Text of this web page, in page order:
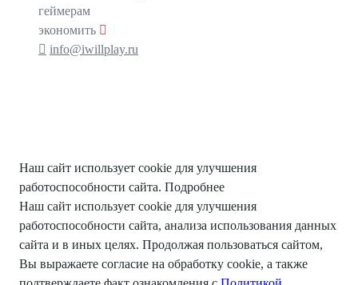
геймерам
экономить
info@iwillplay.ru
Наш сайт использует cookie для улучшения
работоспособности сайта. Подробнее
Наш сайт использует cookie для улучшения
работоспособности сайта, анализа использования данных
сайта и в иных целях. Продолжая пользоваться сайтом,
Вы выражаете согласие на обработку cookie, а также